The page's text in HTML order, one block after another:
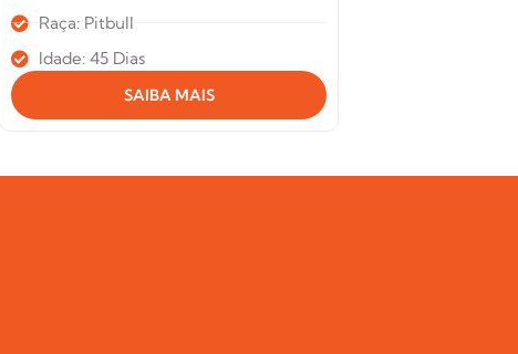
Raça: Pitbull
Idade: 45 Dias
SAIBA MAIS